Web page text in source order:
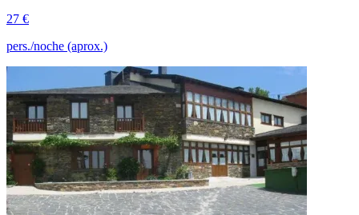
27 €
pers./noche (aprox.)